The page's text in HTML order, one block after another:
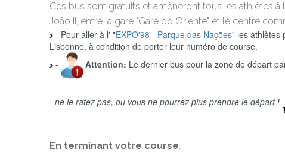
Ces bus sont gratuits et amèneront tous les athlètes
João II, entre la gare "Gare do Oriente" et le centre
- Pour aller à l' "EXPO'98 - Parque das Nações" les athlètes
Lisbonne, à condition de porter leur numéro de course.
-
Attention: Le dernier bus pour la zone de départ
- ne le ratez pas, ou vous ne pourrez plus prendre le départ !
En terminant votre course: